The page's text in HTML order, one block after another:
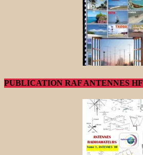
PUBLICATION RAF ANTENNES HF